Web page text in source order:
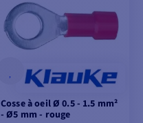
Cosse à oeil Ø 0.5 - 1.5 mm²
- Ø5 mm - rouge